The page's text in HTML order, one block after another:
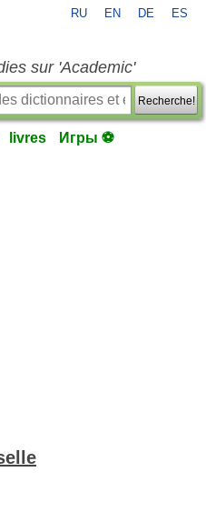
RU EN DE ES
sur 'Academic'
Recherche!
livres Игры ⚽